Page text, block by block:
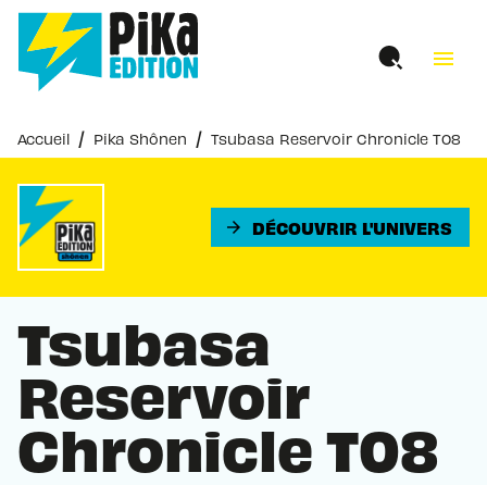
MENU RECHERCHE
PIED DE PAGE
menu
Accueil / Pika Shônen / Tsubasa Reservoir Chronicle T08
arrow_forward DÉCOUVRIR L'UNIVERS
Tsubasa
Reservoir
Chronicle T08